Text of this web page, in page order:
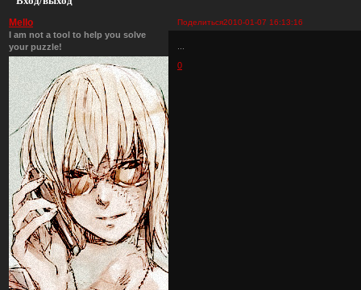
Поделиться2010-01-07 16:13:16
Mello
I am not a tool to help you solve
your puzzle!
0